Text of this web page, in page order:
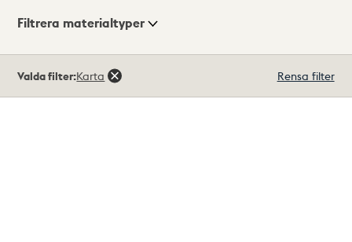
Visningsläge
Filtrera materialtyper
träffar
Valda filter:Karta Rensa filter